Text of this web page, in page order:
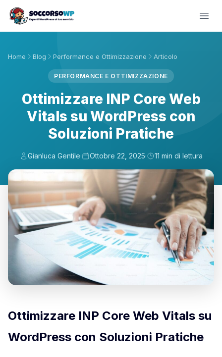
Home Blog Performance e Ottimizzazione Articolo
PERFORMANCE E OTTIMIZZAZIONE
Ottimizzare INP Core Web
Vitals su WordPress con
Soluzioni Pratiche
Gianluca Gentile· Ottobre 22, 2025· 11 min di lettura
Ottimizzare INP Core Web Vitals su
WordPress con Soluzioni Pratiche